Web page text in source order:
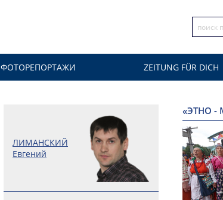
ФОТОРЕПОРТАЖИ ZEITUNG FÜR DICH
ЛИМАНСКИЙ
Евгений
«ЭТНО -